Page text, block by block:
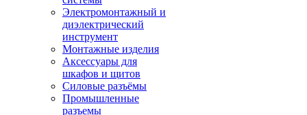
Электромонтажный и
диэлектрический
инструмент
Монтажные изделия
Аксессуары для
шкафов и щитов
Силовые разъёмы
Промышленные
разъемы